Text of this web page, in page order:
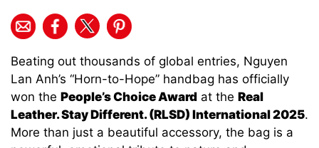
Beating out thousands of global entries, Nguyen
Lan Anh’s “Horn-to-Hope” handbag has officially
won the People’s Choice Award at the Real
Leather. Stay Different. (RLSD) International 2025.
More than just a beautiful accessory, the bag is a